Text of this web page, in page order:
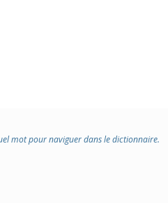
mot pour naviguer dans le dictionnaire.